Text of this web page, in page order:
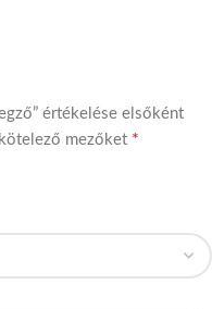
értékelése elsőként
mezőket *